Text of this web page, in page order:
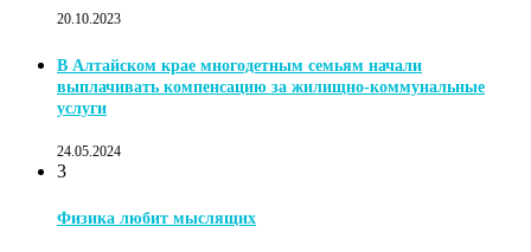
20.10.2023
В Алтайском крае многодетным семьям начали
выплачивать компенсацию за жилищно-коммунальные
услуги
24.05.2024
3
Физика любит мыслящих